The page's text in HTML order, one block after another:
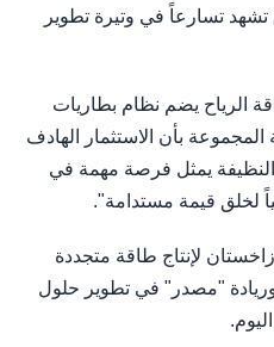
تشهد تسارعاً في وتيرة تطوير
الرياح يضم نظام بطاريات
بأن الاستثمار الهادف
النظيفة يمثل فرصة مهمة في
لخلق قيمة مستدامة".
لإنتاج طاقة متجددة
"مصدر" في تطوير حلول